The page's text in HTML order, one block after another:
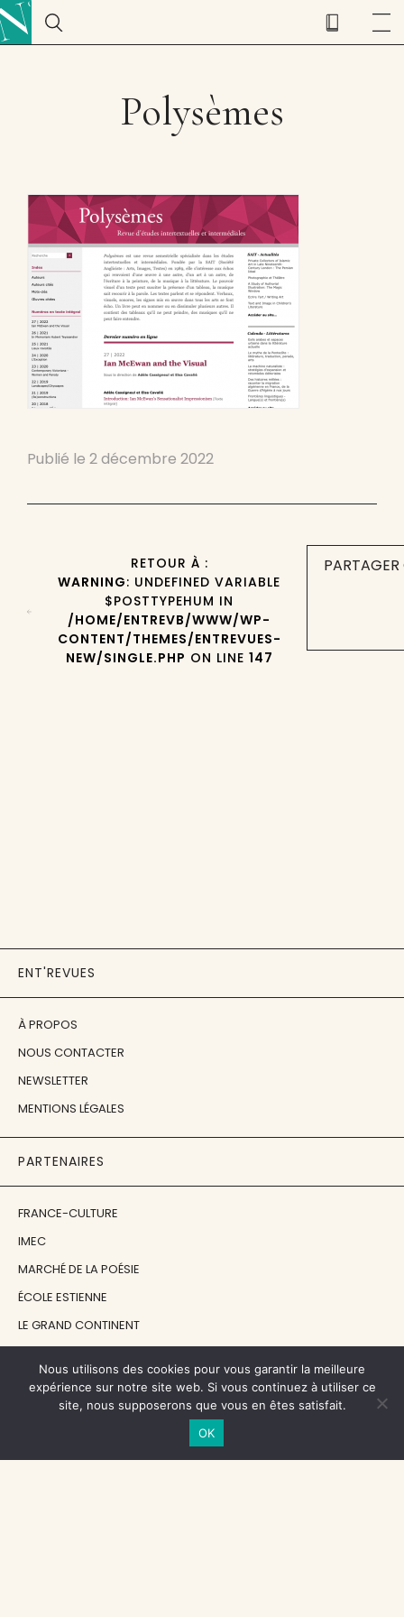
Polysèmes
Publié le 2 décembre 2022
RETOUR À :
WARNING: UNDEFINED VARIABLE
$POSTTYPEHUM IN
/HOME/ENTREVB/WWW/WP-
CONTENT/THEMES/ENTREVUES-
NEW/SINGLE.PHP ON LINE 147
ENT'REVUES
À PROPOS
NOUS CONTACTER
NEWSLETTER
MENTIONS LÉGALES
PARTENAIRES
FRANCE-CULTURE
IMEC
MARCHÉ DE LA POÉSIE
ÉCOLE ESTIENNE
LE GRAND CONTINENT
EN ATTENDANT NADEAU
Nous utilisons des cookies pour vous garantir la meilleure
expérience sur notre site web. Si vous continuez à utiliser ce
site, nous supposerons que vous en êtes satisfait.
OK